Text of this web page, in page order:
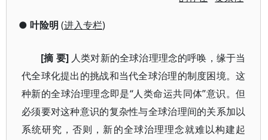
● 叶险明 (进入专栏)
[摘 要] 人类对新的全球治理理念的呼唤，缘于当
代全球化提出的挑战和当代全球治理的制度困境。这
种新的全球治理理念即是“人类命运共同体”意识。但
必须要对这种意识的复杂性与全球治理间的关系加以
系统研究，否则，新的全球治理理念就难以构建起